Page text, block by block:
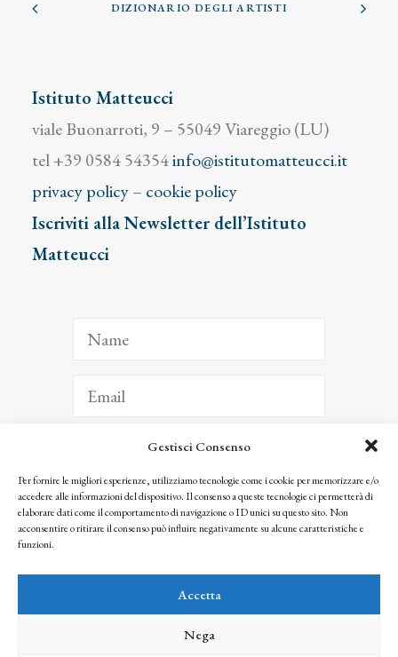
Gestisci Consenso
Per fornire le migliori esperienze, utilizziamo tecnologie come i cookie per memorizzare e/o
accedere alle informazioni del dispositivo. Il consenso a queste tecnologie ci permetterà di
elaborare dati come il comportamento di navigazione o ID unici su questo sito. Non
acconsentire o ritirare il consenso può influire negativamente su alcune caratteristiche e
funzioni.
Accetta
Nega
DIZIONARIO DEGLI ARTISTI
Istituto Matteucci
viale Buonarroti, 9 – 55049 Viareggio (LU)
tel +39 0584 54354info@istitutomatteucci.it
privacy policy– cookie policy
Iscriviti alla Newsletter dell’Istituto
Matteucci
ISCRIVITI
Facendo clic per iscriverti, riconosci che le tue informazioni saranno trattate
seguendo la nostra Privacy Policy
© 2025 Istituto Matteucci. All right reserved
l’autorizzazione scritta dei proprietari dei diritti e dell’Istituto Matteucci